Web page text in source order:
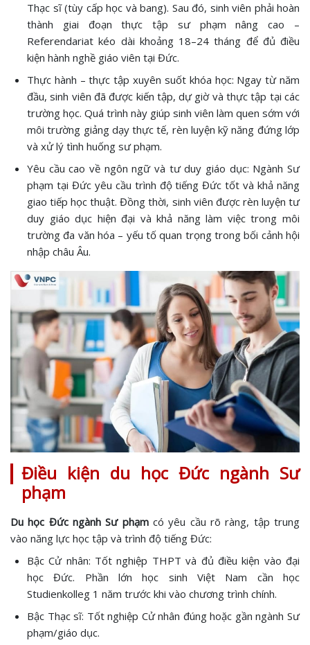
Thạc sĩ (tùy cấp học và bang). Sau đó, sinh viên phải hoàn
thành giai đoạn thực tập sư phạm nâng cao –
Referendariat kéo dài khoảng 18–24 tháng để đủ điều
kiện hành nghề giáo viên tại Đức.
Thực hành – thực tập xuyên suốt khóa học: Ngay từ năm
đầu, sinh viên đã được kiến tập, dự giờ và thực tập tại các
trường học. Quá trình này giúp sinh viên làm quen sớm với
môi trường giảng dạy thực tế, rèn luyện kỹ năng đứng lớp
và xử lý tình huống sư phạm.
Yêu cầu cao về ngôn ngữ và tư duy giáo dục: Ngành Sư
phạm tại Đức yêu cầu trình độ tiếng Đức tốt và khả năng
giao tiếp học thuật. Đồng thời, sinh viên được rèn luyện tư
duy giáo dục hiện đại và khả năng làm việc trong môi
trường đa văn hóa – yếu tố quan trọng trong bối cảnh hội
nhập châu Âu.
Điều kiện du học Đức ngành Sư
phạm
Du học Đức ngành Sư phạmcó yêu cầu rõ ràng, tập trung
vào năng lực học tập và trình độ tiếng Đức:
Bậc Cử nhân: Tốt nghiệp THPT và đủ điều kiện vào đại
học Đức. Phần lớn học sinh Việt Nam cần học
Studienkolleg 1 năm trước khi vào chương trình chính.
Bậc Thạc sĩ: Tốt nghiệp Cử nhân đúng hoặc gần ngành Sư
phạm/giáo dục.